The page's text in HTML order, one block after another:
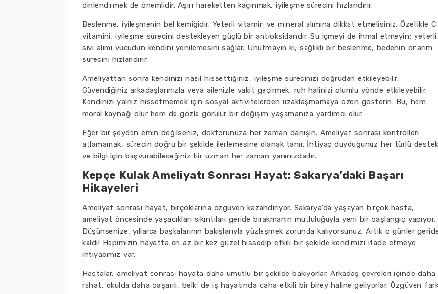
dinlendirmek de önemlidir. Aşırı hareketten kaçınmak, iyileşme sürecini hızlandırır.
Beslenme, iyileşmenin bel kemiğidir. Yeterli vitamin ve mineral alımına dikkat etmelisiniz. Özellikle C
vitamini, iyileşme sürecini destekleyen güçlü bir antioksidandır. Su içmeyi de ihmal etmeyin; yeterli
sıvı alımı vücudun kendini yenilemesini sağlar. Unutmayın ki, sağlıklı bir beslenme, bedenin onarım
sürecini hızlandırır.
Ameliyattan sonra kendinizi nasıl hissettiğiniz, iyileşme sürecinizi doğrudan etkileyebilir.
Güvendiğiniz arkadaşlarınızla veya ailenizle vakit geçirmek, ruh halinizi olumlu yönde etkileyebilir.
Kendinizi yalnız hissetmemek için sosyal aktivitelerden uzaklaşmamaya özen gösterin. Bu, hem
moral kaynağı olur hem de gözle görülür bir değişim yaşamanıza yardımcı olur.
Eğer bir şeyden emin değilseniz, doktorunuza her zaman danışın. Ameliyat sonrası kontrolleri
atlamamak, sürecin doğru bir şekilde ilerlemesine olanak tanır. İhtiyaç duyduğunuz her türlü destek
ve bilgi için başvurabileceğiniz bir uzman her zaman yanınızdadır.
Kepçe Kulak Ameliyatı Sonrası Hayat: Sakarya’daki Başarı
Hikayeleri
Ameliyat sonrası hayat, birçoklarına özgüven kazandırıyor. Sakarya'da yaşayan birçok hasta,
ameliyat öncesinde yaşadıkları sıkıntıları geride bırakmanın mutluluğuyla yeni bir başlangıç yapıyor.
Düşünsenize, yıllarca başkalarının bakışlarıyla yüzleşmek zorunda kalıyorsunuz. Artık o günler
kaldı! Hepimizin hayatta en az bir kez güzel hissedip etkili bir şekilde kendimizi ifade etmeye
ihtiyacımız var.
Hastalar, ameliyat sonrası hayata daha umutlu bir şekilde bakıyorlar. Arkadaş çevreleri içinde daha
rahat, okulda daha başarılı, belki de iş hayatında daha etkili bir birey haline geliyorlar. Özgüven fark